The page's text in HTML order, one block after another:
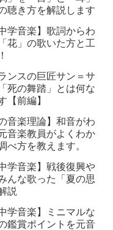
聴き方を解説します
学音楽】歌詞からわ
花」の歌いた方と工
ンスの巨匠サン＝サ
死の舞踏」とは何な
【前編】
音楽理論】和音がわ
音楽教員がよくわか
べ方を教えます。
学音楽】戦後復興や
んな歌った「夏の思
説
学音楽】ミニマルな
鑑賞ポイントを元音